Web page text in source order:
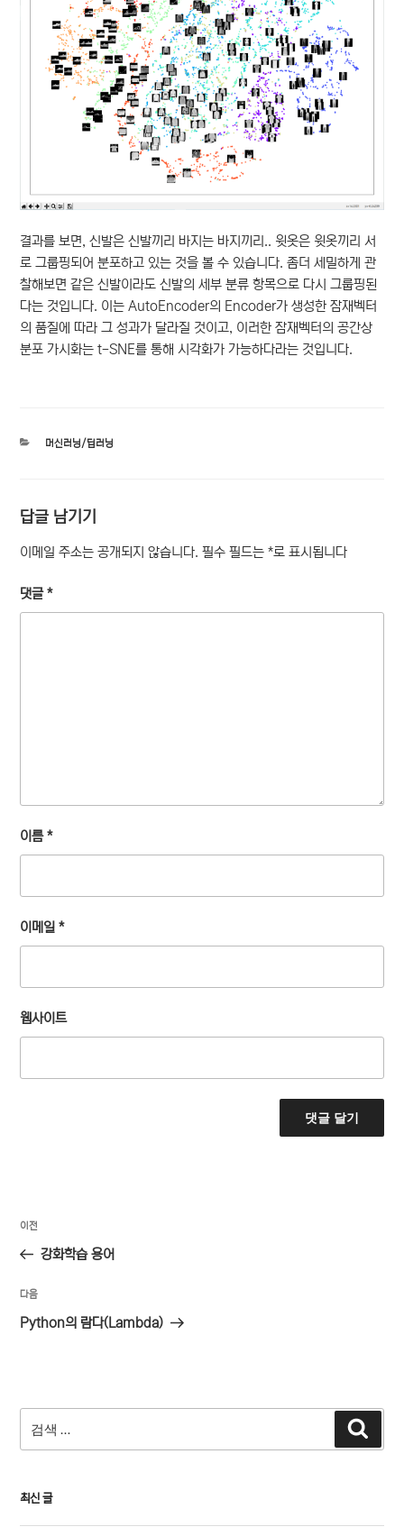
결과를 보면, 신발은 신발끼리 바지는 바지끼리.. 윗옷은 윗옷끼리 서
로 그룹핑되어 분포하고 있는 것을 볼 수 있습니다. 좀더 세밀하게 관
찰해보면 같은 신발이라도 신발의 세부 분류 항목으로 다시 그룹핑된
다는 것입니다. 이는 AutoEncoder의 Encoder가 생성한 잠재벡터
의 품질에 따라 그 성과가 달라질 것이고, 이러한 잠재벡터의 공간상
분포 가시화는 t-SNE를 통해 시각화가 가능하다라는 것입니다.
카
머신러닝/딥러닝
답글 남기기
이메일 주소는 공개되지 않습니다. 필수 필드는*로 표시됩니다
댓글*
이름*
이메일*
웹사이트
글
색
이
전
이전
강화학습 용어
다
음
다음
Python의 람다(Lambda)
색:
색
최신 글